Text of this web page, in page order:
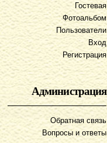
Гостевая
Фотоальбом
Пользователи
Вход
Регистрация
Администрация
Обратная связь
Вопросы и ответы